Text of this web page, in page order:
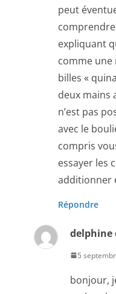
peut
comprendre
expliquant
comme une
billes «
deux mains
n’est pas
avec le
compris
essayer les
additionner
Répondre
delphine
5
bonjour,